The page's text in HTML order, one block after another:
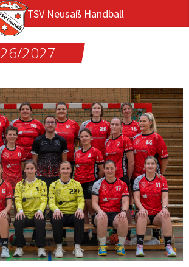
TSV Neusäß Handball
2027